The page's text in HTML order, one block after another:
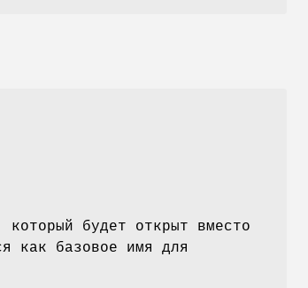
будет открыт вместо
как базовое имя для